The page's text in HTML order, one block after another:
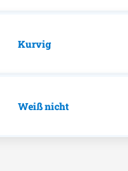
Kurvig
Weiß nicht